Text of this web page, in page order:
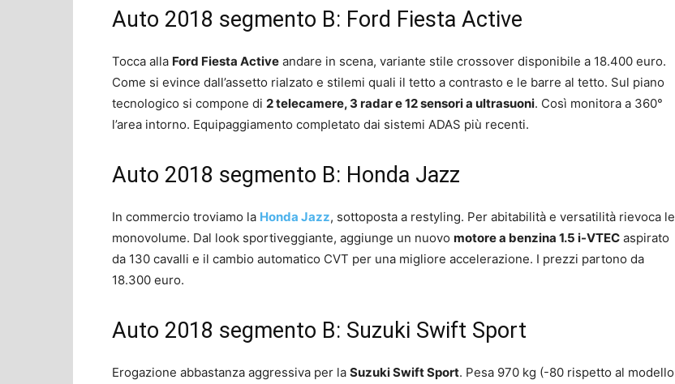
Auto 2018 segmento B: Ford Fiesta Active
Tocca alla Ford Fiesta Active andare in scena, variante stile crossover disponibile a 18.400 euro.
Come si evince dall’assetto rialzato e stilemi quali il tetto a contrasto e le barre al tetto. Sul piano
tecnologico si compone di 2 telecamere, 3 radar e 12 sensori a ultrasuoni. Così monitora a 360°
l’area intorno. Equipaggiamento completato dai sistemi ADAS più recenti.
Auto 2018 segmento B: Honda Jazz
In commercio troviamo la Honda Jazz, sottoposta a restyling. Per abitabilità e versatilità rievoca le
monovolume. Dal look sportiveggiante, aggiunge un nuovo motore a benzina 1.5 i-VTEC aspirato
da 130 cavalli e il cambio automatico CVT per una migliore accelerazione. I prezzi partono da
18.300 euro.
Auto 2018 segmento B: Suzuki Swift Sport
Erogazione abbastanza aggressiva per la Suzuki Swift Sport. Pesa 970 kg (-80 rispetto al modello